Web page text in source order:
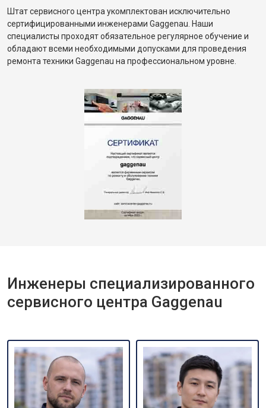
Штат сервисного центра укомплектован исключительно
сертифицированными инженерами Gaggenau. Наши
специалисты проходят обязательное регулярное обучение и
обладают всеми необходимыми допусками для проведения
ремонта техники Gaggenau на профессиональном уровне.
Инженеры специализированного
сервисного центра Gaggenau